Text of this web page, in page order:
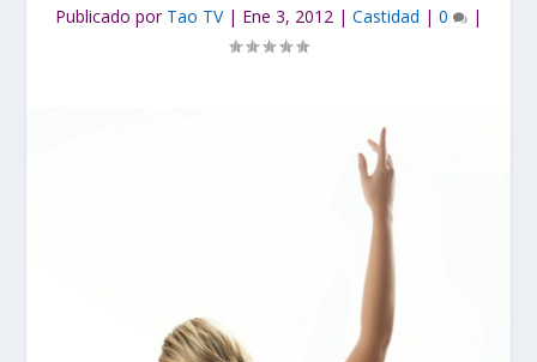
Publicado por Tao TV| Ene 3, 2012 | Castidad | 0 |